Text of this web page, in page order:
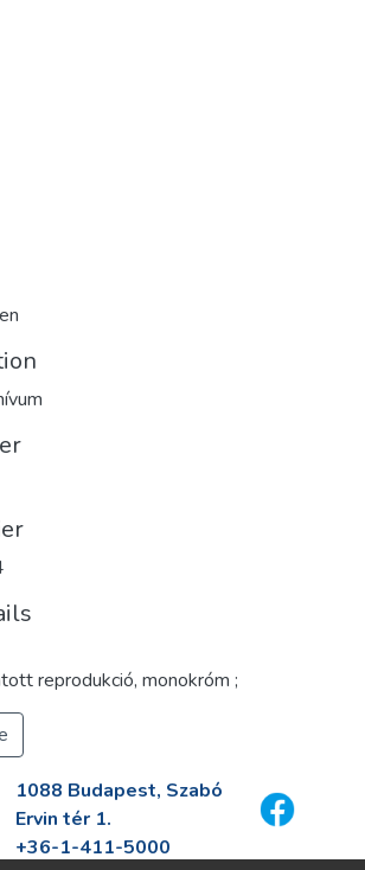
reprodukció, monokróm ;
1088 Budapest, Szabó
Ervin tér 1.
+36-1-411-5000